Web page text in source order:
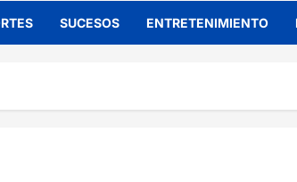
SUCESOS ENTRETENIMIENTO